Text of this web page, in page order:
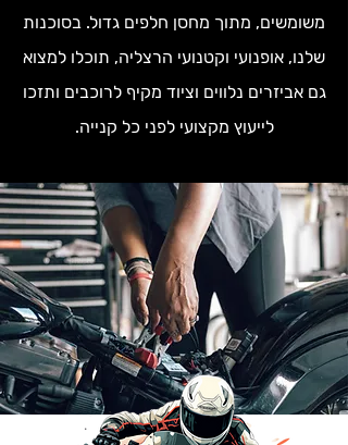
משומשים, מתוך מחסן חלפים גדול. בסוכנות
שלנו, אופנועי וקטנועי הרצליה, תוכלו למצוא
גם אביזרים נלווים וציוד מקיף לרוכבים ותזכו
לייעוץ מקצועי לפני כל קנייה.